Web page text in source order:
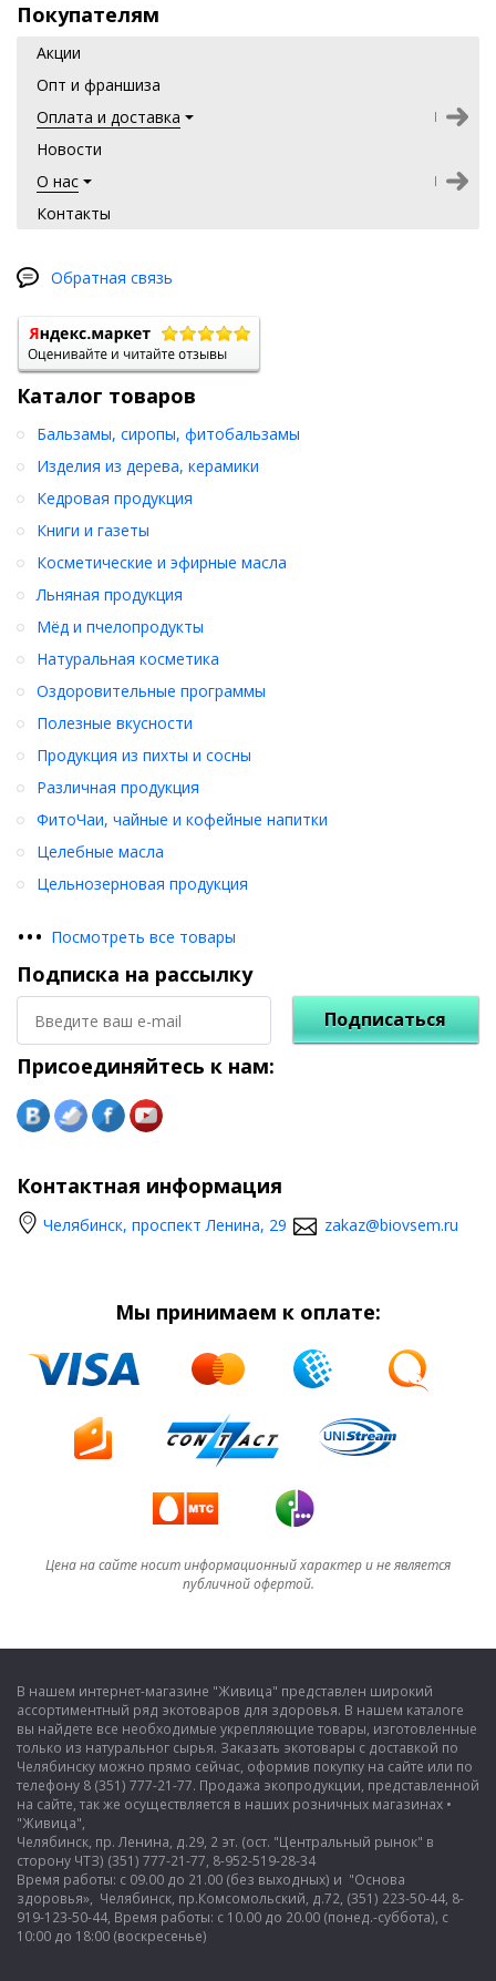
Покупателям
Акции
Опт и франшиза
Оплата и доставка
Новости
О нас
Контакты
Обратная связь
Каталог товаров
Бальзамы, сиропы, фитобальзамы
Изделия из дерева, керамики
Кедровая продукция
Книги и газеты
Косметические и эфирные масла
Льняная продукция
Мёд и пчелопродукты
Натуральная косметика
Оздоровительные программы
Полезные вкусности
Продукция из пихты и сосны
Различная продукция
ФитоЧаи, чайные и кофейные напитки
Целебные масла
Цельнозерновая продукция
••• Посмотреть все товары
Подписка на рассылку
Подписаться
Присоединяйтесь к нам:
Контактная информация
Челябинск, проспект Ленина, 29 zakaz@biovsem.ru
Мы принимаем к оплате:
Цена на сайте носит информационный характер и не является
публичной офертой.
В нашем интернет-магазине "Живица" представлен широкий
ассортиментный ряд экотоваров для здоровья. В нашем каталоге
вы найдете все необходимые укрепляющие товары, изготовленные
только из натуральног сырья. Заказать экотовары с доставкой по
Челябинску можно прямо сейчас, оформив покупку на сайте или по
телефону 8 (351) 777-21-77. Продажа экопродукции, представленной
на сайте, так же осуществляется в наших розничных магазинах •
"Живица",
Челябинск, пр. Ленина, д.29, 2 эт. (ост. "Центральный рынок" в
сторону ЧТЗ) (351) 777-21-77, 8-952-519-28-34
Время работы: с 09.00 до 21.00 (без выходных) и "Основа
здоровья», Челябинск, пр.Комсомольский, д.72, (351) 223-50-44, 8-
919-123-50-44, Время работы: с 10.00 до 20.00 (понед.-суббота), с
10:00 до 18:00 (воскресенье)